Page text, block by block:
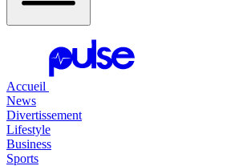
Accueil
News
Divertissement
Lifestyle
Business
Sports